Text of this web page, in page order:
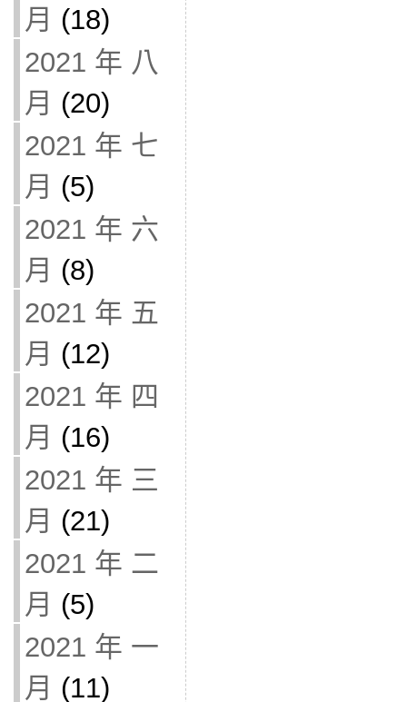
月 (18)
2021 年 八
月 (20)
2021 年 七
月 (5)
2021 年 六
月 (8)
2021 年 五
月 (12)
2021 年 四
月 (16)
2021 年 三
月 (21)
2021 年 二
月 (5)
2021 年 一
月 (11)